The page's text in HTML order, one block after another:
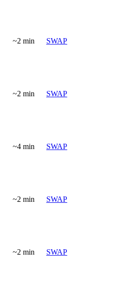
~2 min SWAP
~2 min SWAP
~4 min SWAP
~2 min SWAP
~2 min SWAP